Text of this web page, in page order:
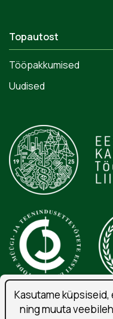
Topautost
Tööpakkumised
Uudised
Isikuandmete töötlemise
Kasutame küpsiseid,
ning muuta